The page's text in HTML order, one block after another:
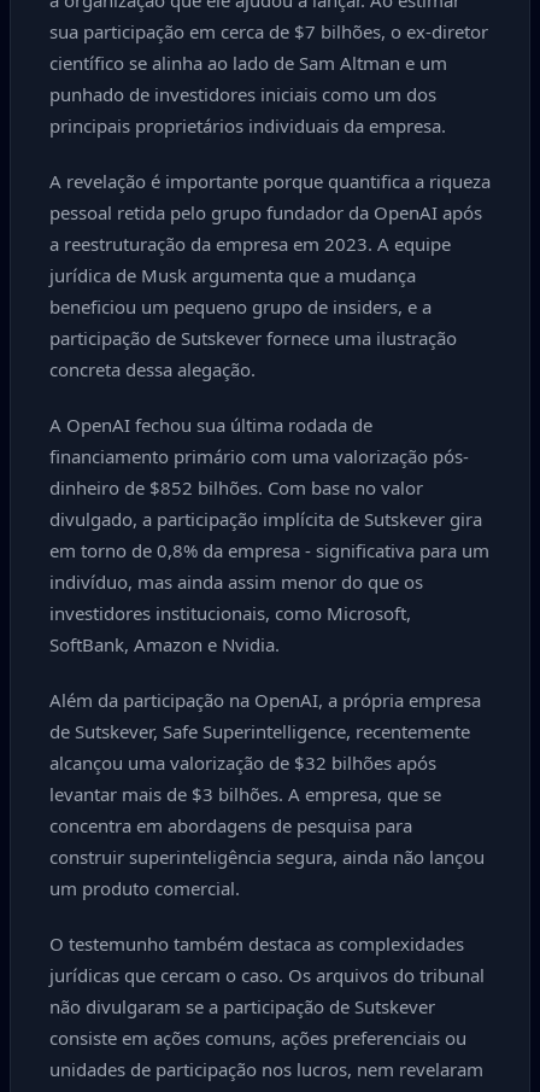
sua participação em cerca de $7 bilhões, o ex-diretor
científico se alinha ao lado de Sam Altman e um
punhado de investidores iniciais como um dos
principais proprietários individuais da empresa.
A revelação é importante porque quantifica a riqueza
pessoal retida pelo grupo fundador da OpenAI após
a reestruturação da empresa em 2023. A equipe
jurídica de Musk argumenta que a mudança
beneficiou um pequeno grupo de insiders, e a
participação de Sutskever fornece uma ilustração
concreta dessa alegação.
A OpenAI fechou sua última rodada de
financiamento primário com uma valorização pós-
dinheiro de $852 bilhões. Com base no valor
divulgado, a participação implícita de Sutskever gira
em torno de 0,8% da empresa - significativa para um
indivíduo, mas ainda assim menor do que os
investidores institucionais, como Microsoft,
SoftBank, Amazon e Nvidia.
Além da participação na OpenAI, a própria empresa
de Sutskever, Safe Superintelligence, recentemente
alcançou uma valorização de $32 bilhões após
levantar mais de $3 bilhões. A empresa, que se
concentra em abordagens de pesquisa para
construir superinteligência segura, ainda não lançou
um produto comercial.
O testemunho também destaca as complexidades
jurídicas que cercam o caso. Os arquivos do tribunal
não divulgaram se a participação de Sutskever
consiste em ações comuns, ações preferenciais ou
unidades de participação nos lucros, nem revelaram